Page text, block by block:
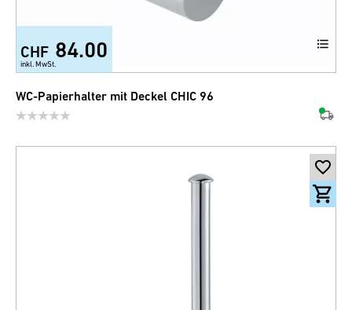
CHF 84.00
inkl. MwSt.
WC-Papierhalter mit Deckel CHIC 96